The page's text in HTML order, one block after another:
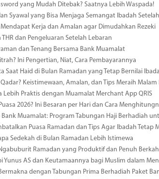
yang Mudah Ditebak? Saatnya Lebih Waspada!
Syawal yang Bisa Menjaga Semangat Ibadah
Kerja dan Amalan agar Dimudahkan Rezeki
dan Pengeluaran Setelah Lebaran
dan Tenang Bersama Bank Muamalat
Ini Pengertian, Niat, Cara Pembayarannya
Saat Haid di Bulan Ramadan yang Tetap Bernilai
Keistimewaan, Amalan, dan Tips Meraih Malam
Lebih Praktis dengan Muamalat Merchant App QRIS
2026? Ini Besaran per Hari dan Cara
Bank Muamalat: Program Tabungan Haji Berhadiah
Puasa Ramadan dan Tips Agar Ibadah Tetap
Sedekah di Bulan Ramadan Lebih Istimewa
Ramadan yang Produktif dan Penuh Berkah
Yunus AS dan Keutamaannya bagi Muslim dalam
dengan Tabungan Prima Berhadiah Paket